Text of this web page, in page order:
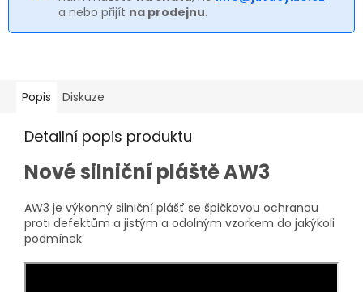
a nebo přijít na prodejnu.
Popis Diskuze
Detailní popis produktu
Nové silniční pláště AW3
AW3 je výkonný silniční plášť se špičkovou ochranou
proti defektům a jistým a odolným vzorkem do jakýkoli
podmínek.